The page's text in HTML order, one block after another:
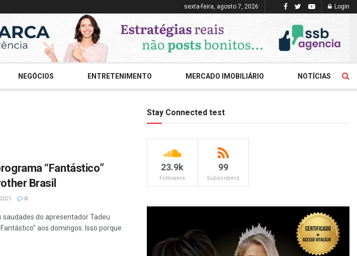
sexta-feira, agosto 7, 2026 Login
NEGÓCIOS ENTRETENIMENTO MERCADO IMOBILIÁRIO NOTÍCIAS
“Fantástico”
Brasil
0
do apresentador Tadeu
aos domingos. Isso porque
Stay Connected test
23.9k
Followers
99
Subscribers